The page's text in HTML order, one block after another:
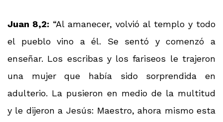
Juan 8,2: “Al amanecer, volvió al templo y todo
el pueblo vino a él. Se sentó y comenzó a
enseñar. Los escribas y los fariseos le trajeron
una mujer que había sido sorprendida en
adulterio. La pusieron en medio de la multitud
y le dijeron a Jesús: Maestro, ahora mismo esta